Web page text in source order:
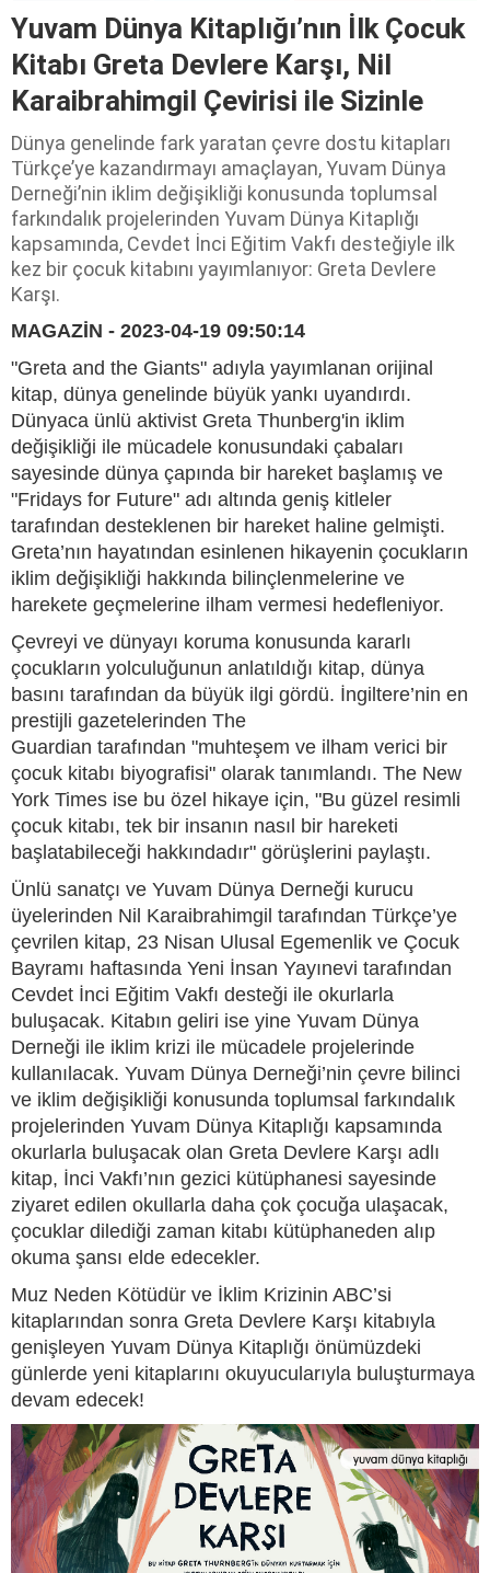
Yuvam Dünya Kitaplığı’nın İlk Çocuk
Kitabı Greta Devlere Karşı, Nil
Karaibrahimgil Çevirisi ile Sizinle
Dünya genelinde fark yaratan çevre dostu kitapları
Türkçe’ye kazandırmayı amaçlayan, Yuvam Dünya
Derneği’nin iklim değişikliği konusunda toplumsal
farkındalık projelerinden Yuvam Dünya Kitaplığı
kapsamında, Cevdet İnci Eğitim Vakfı desteğiyle ilk
kez bir çocuk kitabını yayımlanıyor: Greta Devlere
Karşı.
MAGAZİN - 2023-04-19 09:50:14
"Greta and the Giants" adıyla yayımlanan orijinal
kitap, dünya genelinde büyük yankı uyandırdı.
Dünyaca ünlü aktivist Greta Thunberg'in iklim
değişikliği ile mücadele konusundaki çabaları
sayesinde dünya çapında bir hareket başlamış ve
"Fridays for Future" adı altında geniş kitleler
tarafından desteklenen bir hareket haline gelmişti.
Greta’nın hayatından esinlenen hikayenin çocukların
iklim değişikliği hakkında bilinçlenmelerine ve
harekete geçmelerine ilham vermesi hedefleniyor.
Çevreyi ve dünyayı koruma konusunda kararlı
çocukların yolculuğunun anlatıldığı kitap, dünya
basını tarafından da büyük ilgi gördü. İngiltere’nin en
prestijli gazetelerinden The
Guardian tarafından "muhteşem ve ilham verici bir
çocuk kitabı biyografisi" olarak tanımlandı. The New
York Times ise bu özel hikaye için, "Bu güzel resimli
çocuk kitabı, tek bir insanın nasıl bir hareketi
başlatabileceği hakkındadır" görüşlerini paylaştı.
Ünlü sanatçı ve Yuvam Dünya Derneği kurucu
üyelerinden Nil Karaibrahimgil tarafından Türkçe’ye
çevrilen kitap, 23 Nisan Ulusal Egemenlik ve Çocuk
Bayramı haftasında Yeni İnsan Yayınevi tarafından
Cevdet İnci Eğitim Vakfı desteği ile okurlarla
buluşacak. Kitabın geliri ise yine Yuvam Dünya
Derneği ile iklim krizi ile mücadele projelerinde
kullanılacak. Yuvam Dünya Derneği’nin çevre bilinci
ve iklim değişikliği konusunda toplumsal farkındalık
projelerinden Yuvam Dünya Kitaplığı kapsamında
okurlarla buluşacak olan Greta Devlere Karşı adlı
kitap, İnci Vakfı’nın gezici kütüphanesi sayesinde
ziyaret edilen okullarla daha çok çocuğa ulaşacak,
çocuklar dilediği zaman kitabı kütüphaneden alıp
okuma şansı elde edecekler.
Muz Neden Kötüdür ve İklim Krizinin ABC’si
kitaplarından sonra Greta Devlere Karşı kitabıyla
genişleyen Yuvam Dünya Kitaplığı önümüzdeki
günlerde yeni kitaplarını okuyucularıyla buluşturmaya
devam edecek!